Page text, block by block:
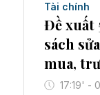
Tài chính
Đề xuất
sách
mua,
17:19' -